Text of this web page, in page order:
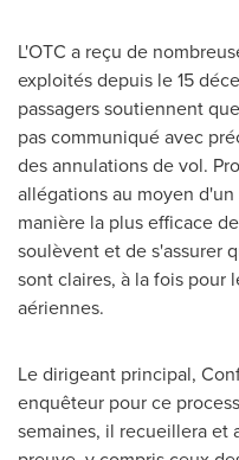
L'OTC a reçu de
exploités depuis le 15
passagers soutiennent
pas communiqué avec
des annulations de vol.
allégations au moyen
manière la plus efficace
soulèvent et de s'assurer
sont claires, à la fois pour
aériennes.
Le dirigeant principal,
enquêteur pour ce
semaines, il recueillera et